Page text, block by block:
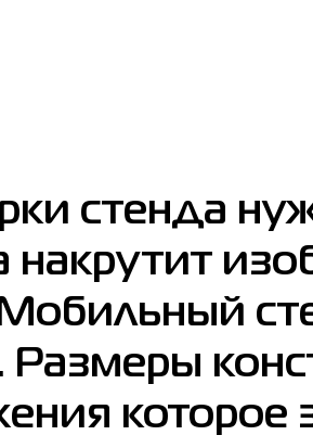
стенда
накрутит
Размеры
которое